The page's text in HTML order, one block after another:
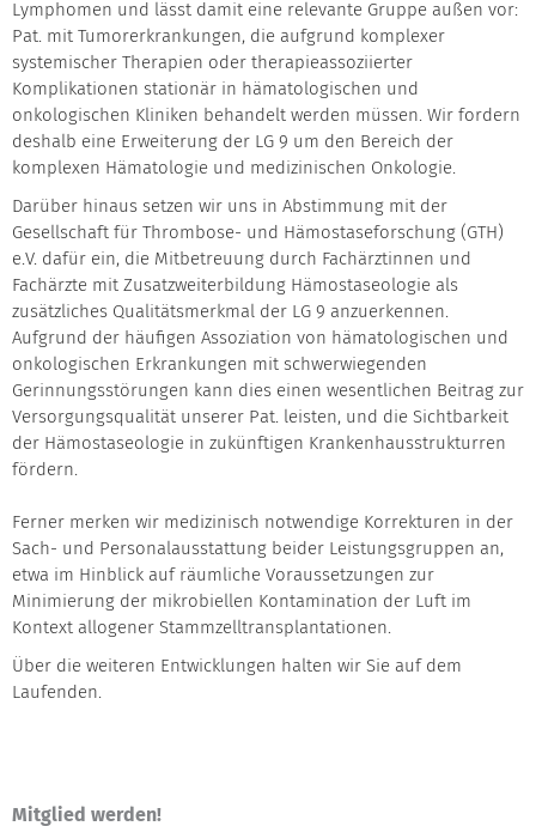
Lymphomen und lässt damit eine relevante Gruppe außen vor:
Pat. mit Tumorerkrankungen, die aufgrund komplexer
systemischer Therapien oder therapieassoziierter
Komplikationen stationär in hämatologischen und
onkologischen Kliniken behandelt werden müssen. Wir fordern
deshalb eine Erweiterung der LG 9 um den Bereich der
komplexen Hämatologie und medizinischen Onkologie.
Darüber hinaus setzen wir uns in Abstimmung mit der
Gesellschaft für Thrombose- und Hämostaseforschung (GTH)
e.V. dafür ein, die Mitbetreuung durch Fachärztinnen und
Fachärzte mit Zusatzweiterbildung Hämostaseologie als
zusätzliches Qualitätsmerkmal der LG 9 anzuerkennen.
Aufgrund der häufigen Assoziation von hämatologischen und
onkologischen Erkrankungen mit schwerwiegenden
Gerinnungsstörungen kann dies einen wesentlichen Beitrag zur
Versorgungsqualität unserer Pat. leisten, und die Sichtbarkeit
der Hämostaseologie in zukünftigen Krankenhausstrukturren
fördern.
Ferner merken wir medizinisch notwendige Korrekturen in der
Sach- und Personalausstattung beider Leistungsgruppen an,
etwa im Hinblick auf räumliche Voraussetzungen zur
Minimierung der mikrobiellen Kontamination der Luft im
Kontext allogener Stammzelltransplantationen.
Über die weiteren Entwicklungen halten wir Sie auf dem
Laufenden.
Mitglied werden!